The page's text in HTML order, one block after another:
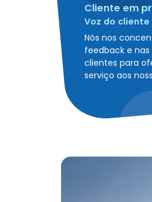
Cliente em
Voz do cliente
Nós nos
feedback e
clientes para
serviço aos